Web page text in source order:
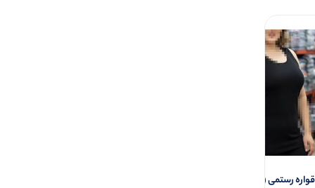
رستمی (پک 6 عددی)